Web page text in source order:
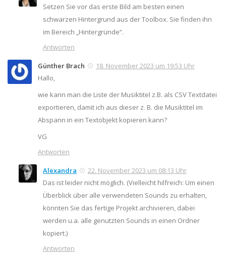
Setzen Sie vor das erste Bild am besten einen
schwarzen Hintergrund aus der Toolbox. Sie finden ihn
im Bereich „Hintergründe“.
Antworten
Günther Brach
18. November 2023 um 19:53 Uhr
Hallo,
wie kann man die Liste der Musiktitel z.B. als CSV Textdatei
exportieren, damit ich aus dieser z. B. die Musiktitel im
Abspann in ein Textobjekt kopieren kann?
VG
Antworten
Alexandra
22. November 2023 um 08:13 Uhr
Das ist leider nicht möglich. (Vielleicht hilfreich: Um einen
Überblick über alle verwendeten Sounds zu erhalten,
könnten Sie das fertige Projekt archivieren, dabei
werden u.a. alle genutzten Sounds in einen Ordner
kopiert.)
Antworten